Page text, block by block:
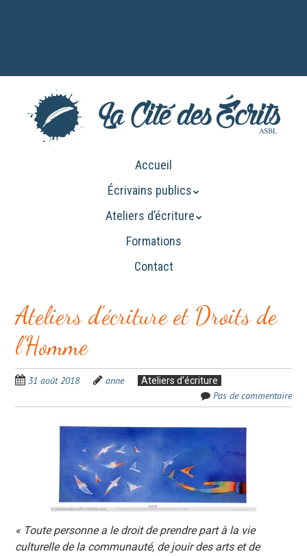
Accueil
Écrivains publics
Ateliers d’écriture
Formations
Contact
Ateliers d’écriture et Droits de
l’Homme
31 août 2018 anne Ateliers d'écriture
Pas de commentaire
« Toute personne a le droit de prendre part à la vie
culturelle de la communauté, de jouir des arts et de